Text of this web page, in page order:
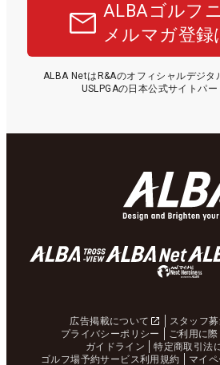
ALBAゴルフ
メルマガ登録
ALBA NetはR&Aのオフィシャルデジタ
USLPGAの日本公式サイトパー
広告掲載について スタッフ
プライバシーポリシー
ご利用に際
ガイドライン
特定商取引法
ゴルフ場予約サービス利用規約
マイ